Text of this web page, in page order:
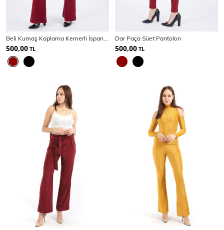
Ceket Mont & Kaban Yağmurluk
T-SHİRT & BLUZ
Body Crop & Büstiyer
Beli Kumaş Kaplama Kemerli İspanyol Paça Süet | Pnt32574
500,00 TL
Dar Paça Süet Pantolon
500,00 TL